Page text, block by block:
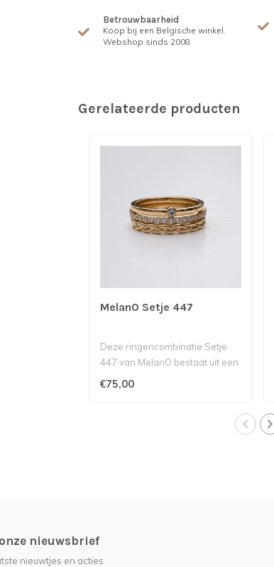
Betrouwbaarheid
Koop bij een Belgische winkel.
Webshop sinds 2008
Gerelateerde producten
MelanO Setje 447
Deze ringencombinatie Setje
447 van MelanO bestaat uit een
Friends Mini Cz Ring,..
€75,00
nieuwsbrief
nieuwtjes en acties